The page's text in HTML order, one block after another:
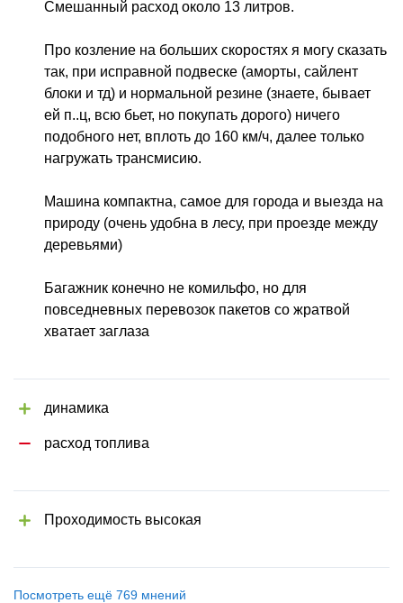
Смешанный расход около 13 литров.
Про козление на больших скоростях я могу сказать
так, при исправной подвеске (аморты, сайлент
блоки и тд) и нормальной резине (знаете, бывает
ей п..ц, всю бьет, но покупать дорого) ничего
подобного нет, вплоть до 160 км/ч, далее только
нагружать трансмисию.
Машина компактна, самое для города и выезда на
природу (очень удобна в лесу, при проезде между
деревьями)
Багажник конечно не комильфо, но для
повседневных перевозок пакетов со жратвой
хватает заглаза
динамика
расход топлива
Проходимость высокая
Посмотреть ещё 769 мнений